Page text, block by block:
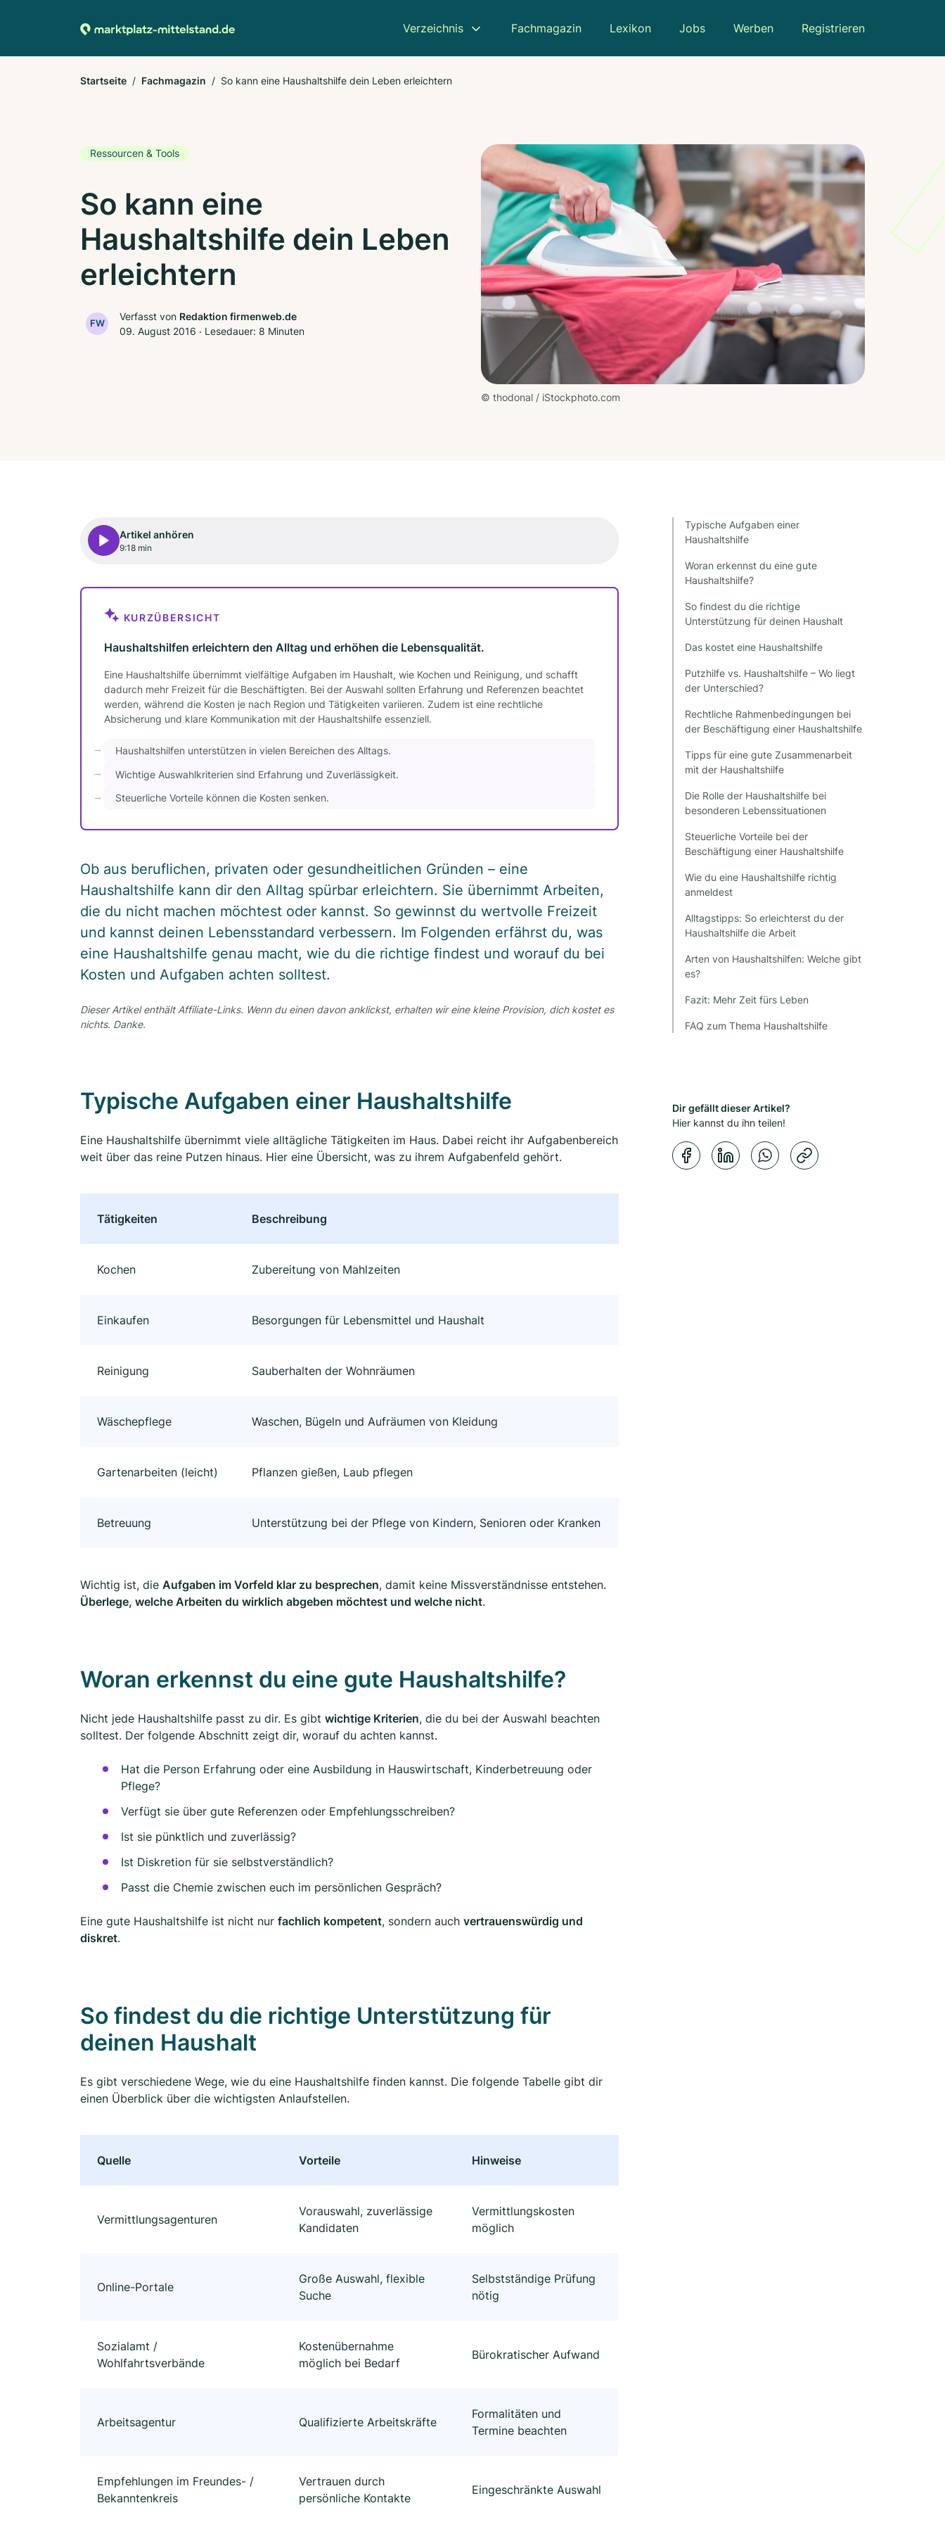
Verzeichnis Fachmagazin Lexikon Jobs Werben Registrieren
Startseite Fachmagazin So kann eine Haushaltshilfe dein Leben erleichtern
Ressourcen & Tools
So kann eine
Haushaltshilfe dein Leben
erleichtern
FW
Verfasst von Redaktion firmenweb.de
09. August 2016 ‧ Lesedauer: 8 Minuten
© thodonal / iStockphoto.com
Artikel anhören
9:18 min
KURZÜBERSICHT
Haushaltshilfen erleichtern den Alltag und erhöhen die Lebensqualität.
Eine Haushaltshilfe übernimmt vielfältige Aufgaben im Haushalt, wie Kochen und Reinigung, und schafft
dadurch mehr Freizeit für die Beschäftigten. Bei der Auswahl sollten Erfahrung und Referenzen beachtet
werden, während die Kosten je nach Region und Tätigkeiten variieren. Zudem ist eine rechtliche
Absicherung und klare Kommunikation mit der Haushaltshilfe essenziell.
Haushaltshilfen unterstützen in vielen Bereichen des Alltags.
Wichtige Auswahlkriterien sind Erfahrung und Zuverlässigkeit.
Steuerliche Vorteile können die Kosten senken.
Ob aus beruflichen, privaten oder gesundheitlichen Gründen – eine
Haushaltshilfe kann dir den Alltag spürbar erleichtern. Sie übernimmt Arbeiten,
die du nicht machen möchtest oder kannst. So gewinnst du wertvolle Freizeit
und kannst deinen Lebensstandard verbessern. Im Folgenden erfährst du, was
eine Haushaltshilfe genau macht, wie du die richtige findest und worauf du bei
Kosten und Aufgaben achten solltest.
Dieser Artikel enthält Affiliate-Links. Wenn du einen davon anklickst, erhalten wir eine kleine Provision, dich kostet es
nichts. Danke.
Typische Aufgaben einer Haushaltshilfe
Eine Haushaltshilfe übernimmt viele alltägliche Tätigkeiten im Haus. Dabei reicht ihr Aufgabenbereich
weit über das reine Putzen hinaus. Hier eine Übersicht, was zu ihrem Aufgabenfeld gehört.
Tätigkeiten Beschreibung
Kochen Zubereitung von Mahlzeiten
Einkaufen Besorgungen für Lebensmittel und Haushalt
Reinigung Sauberhalten der Wohnräumen
Wäschepflege Waschen, Bügeln und Aufräumen von Kleidung
Gartenarbeiten (leicht) Pflanzen gießen, Laub pflegen
Betreuung Unterstützung bei der Pflege von Kindern, Senioren oder Kranken
Wichtig ist, die Aufgaben im Vorfeld klar zu besprechen, damit keine Missverständnisse entstehen.
Überlege, welche Arbeiten du wirklich abgeben möchtest und welche nicht.
Woran erkennst du eine gute Haushaltshilfe?
Nicht jede Haushaltshilfe passt zu dir. Es gibt wichtige Kriterien, die du bei der Auswahl beachten
solltest. Der folgende Abschnitt zeigt dir, worauf du achten kannst.
Hat die Person Erfahrung oder eine Ausbildung in Hauswirtschaft, Kinderbetreuung oder
Pflege?
Verfügt sie über gute Referenzen oder Empfehlungsschreiben?
Ist sie pünktlich und zuverlässig?
Ist Diskretion für sie selbstverständlich?
Passt die Chemie zwischen euch im persönlichen Gespräch?
Eine gute Haushaltshilfe ist nicht nur fachlich kompetent, sondern auch vertrauenswürdig und
diskret.
So findest du die richtige Unterstützung für
deinen Haushalt
Es gibt verschiedene Wege, wie du eine Haushaltshilfe finden kannst. Die folgende Tabelle gibt dir
einen Überblick über die wichtigsten Anlaufstellen.
Quelle Vorteile Hinweise
Vermittlungsagenturen
Vorauswahl, zuverlässige
Kandidaten
Vermittlungskosten
möglich
Online-Portale
Große Auswahl, flexible
Suche
Selbstständige Prüfung
nötig
Sozialamt /
Wohlfahrtsverbände
Kostenübernahme
möglich bei Bedarf
Bürokratischer Aufwand
Arbeitsagentur Qualifizierte Arbeitskräfte
Formalitäten und
Termine beachten
Empfehlungen im Freundes- /
Bekanntenkreis
Vertrauen durch
persönliche Kontakte
Eingeschränkte Auswahl
Typische Aufgaben einer
Haushaltshilfe
Woran erkennst du eine gute
Haushaltshilfe?
So findest du die richtige
Unterstützung für deinen Haushalt
Das kostet eine Haushaltshilfe
Putzhilfe vs. Haushaltshilfe – Wo liegt
der Unterschied?
Rechtliche Rahmenbedingungen bei
der Beschäftigung einer Haushaltshilfe
Tipps für eine gute Zusammenarbeit
mit der Haushaltshilfe
Die Rolle der Haushaltshilfe bei
besonderen Lebenssituationen
Steuerliche Vorteile bei der
Beschäftigung einer Haushaltshilfe
Wie du eine Haushaltshilfe richtig
anmeldest
Alltagstipps: So erleichterst du der
Haushaltshilfe die Arbeit
Arten von Haushaltshilfen: Welche gibt
es?
Fazit: Mehr Zeit fürs Leben
FAQ zum Thema Haushaltshilfe
Dir gefällt dieser Artikel?
Hier kannst du ihn teilen!